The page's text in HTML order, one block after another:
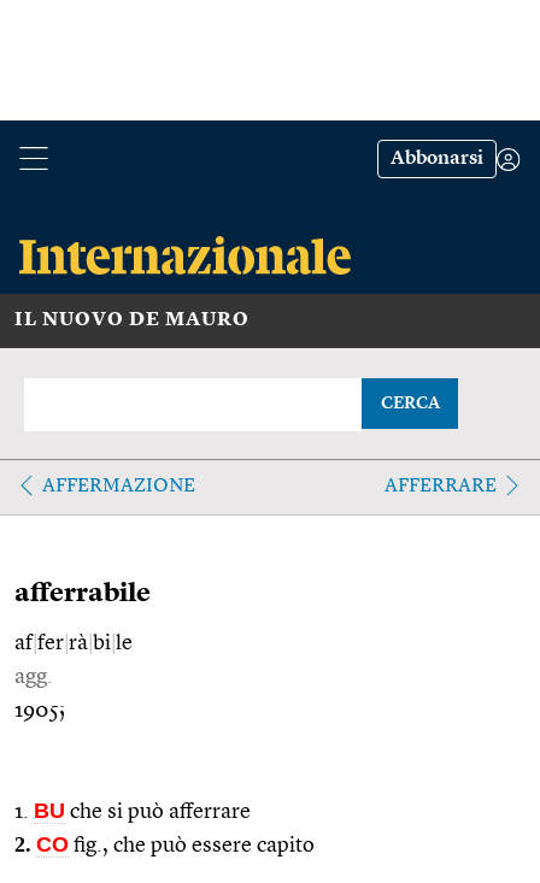
Abbonarsi
IL NUOVO DE MAURO
CERCA
AFFERMAZIONE AFFERRARE
afferrabile
af|fer rà bi le
agg.
1905;
1. BU che si può afferrare
2. CO fig., che può essere capito